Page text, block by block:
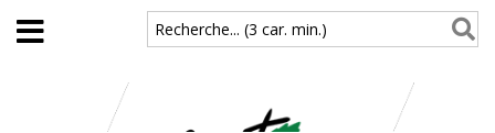
Aller au contenu principal
Recherche... (3 car. min.)